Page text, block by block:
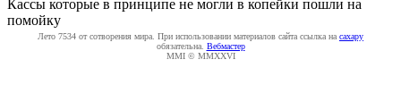
Кассы которые в принципе не могли в копейки пошли на
помойку
Лето 7534 от сотворения мира. При использовании материалов сайта ссылка на caxapу
обязательна. Вебмастер
MMI © MMXXVI